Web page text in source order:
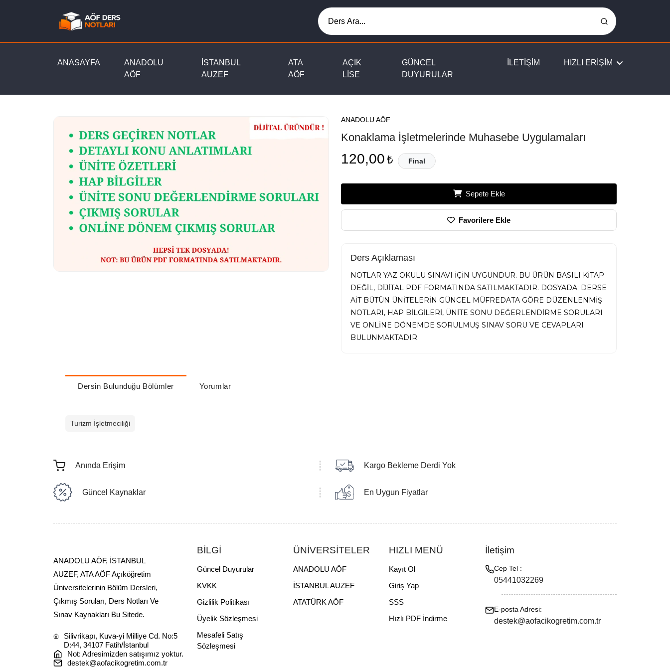
ANASAYFA
ANADOLU
AÖF
İSTANBUL
AUZEF
ATA
AÖF
AÇIK
LİSE
GÜNCEL
DUYURULAR
İLETİŞİM HIZLI ERİŞİM
ANADOLU AÖF
Konaklama İşletmelerinde Muhasebe Uygulamaları
120,00 ₺ Final
Sepete Ekle
Favorilere Ekle
Ders Açıklaması
NOTLAR YAZ OKULU SINAVI İÇİN UYGUNDUR. BU ÜRÜN BASILI KİTAP
DEĞİL, DİJİTAL PDF FORMATINDA SATILMAKTADIR. DOSYADA; DERSE
AİT BÜTÜN ÜNİTELERİN GÜNCEL MÜFREDATA GÖRE DÜZENLENMİŞ
NOTLARI, HAP BİLGİLERİ, ÜNİTE SONU DEĞERLENDİRME SORULARI
VE ONLİNE DÖNEMDE SORULMUŞ SINAV SORU VE CEVAPLARI
BULUNMAKTADIR.
Dersin Bulunduğu Bölümler Yorumlar
Turizm İşletmeciliği
Anında Erişim Kargo Bekleme Derdi Yok
Güncel Kaynaklar En Uygun Fiyatlar
ANADOLU AÖF, İSTANBUL
AUZEF, ATA AÖF Açıköğretim
Üniversitelerinin Bölüm Dersleri,
Çıkmış Soruları, Ders Notları Ve
Sınav Kaynakları Bu Sitede.
Silivrikapı, Kuva-yi Milliye Cd. No:5
D:44, 34107 Fatih/İstanbul
Not: Adresimizden satışımız yoktur.
destek@aofacikogretim.com.tr
BİLGİ
Güncel Duyurular
KVKK
Gizlilik Politikası
Üyelik Sözleşmesi
Mesafeli Satış
Sözleşmesi
ÜNİVERSİTELER
ANADOLU AÖF
İSTANBUL AUZEF
ATATÜRK AÖF
HIZLI MENÜ
Kayıt Ol
Giriş Yap
SSS
Hızlı PDF İndirme
İletişim
Cep Tel :
05441032269
E-posta Adresi:
destek@aofacikogretim.com.tr